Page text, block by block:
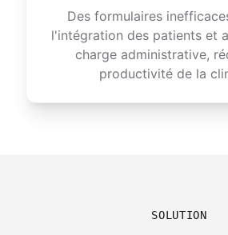
Des formulaires
l'intégration des patients et
charge administrative,
productivité de la
SOLUTION